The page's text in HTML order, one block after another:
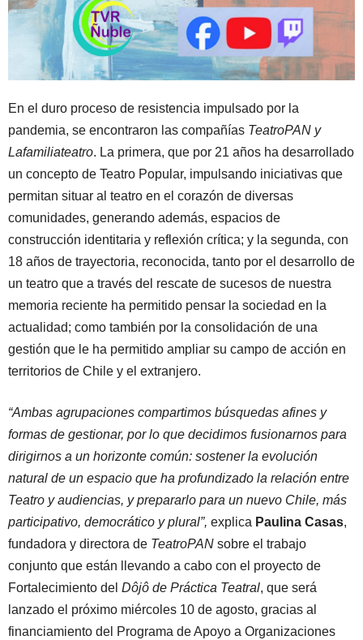
En el duro proceso de resistencia impulsado por la
pandemia, se encontraron las compañías TeatroPAN y
Lafamiliateatro. La primera, que por 21 años ha desarrollado
un concepto de Teatro Popular, impulsando iniciativas que
permitan situar al teatro en el corazón de diversas
comunidades, generando además, espacios de
construcción identitaria y reflexión crítica; y la segunda, con
18 años de trayectoria, reconocida, tanto por el desarrollo de
un teatro que a través del rescate de sucesos de nuestra
memoria reciente ha permitido pensar la sociedad en la
actualidad; como también por la consolidación de una
gestión que le ha permitido ampliar su campo de acción en
territorios de Chile y el extranjero.
“Ambas agrupaciones compartimos búsquedas afines y
formas de gestionar, por lo que decidimos fusionarnos para
dirigirnos a un horizonte común: sostener la evolución
natural de un espacio que ha profundizado la relación entre
Teatro y audiencias, y prepararlo para un nuevo Chile, más
participativo, democrático y plural”, explica Paulina Casas,
fundadora y directora de TeatroPAN sobre el trabajo
conjunto que están llevando a cabo con el proyecto de
Fortalecimiento del Dôjô de Práctica Teatral, que será
lanzado el próximo miércoles 10 de agosto, gracias al
financiamiento del Programa de Apoyo a Organizaciones